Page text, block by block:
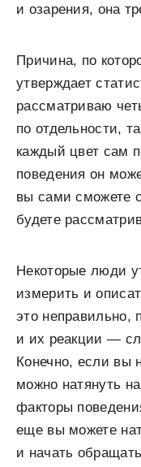
и озарения, она
Причина, по
утверждает
рассматриваю
по отдельности,
каждый цвет сам
поведения он
вы сами сможете
будете
Некоторые люди
измерить и
это неправильно,
и их реакции —
Конечно, если вы
можно натянуть
факторы
еще вы можете
и начать